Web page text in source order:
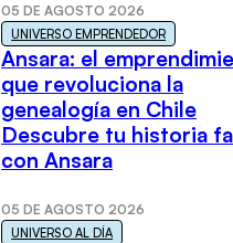
05 DE AGOSTO 2026
UNIVERSO EMPRENDEDOR
Ansara: el
que revoluciona la
genealogía en Chile
Descubre tu historia
con Ansara
05 DE AGOSTO 2026
UNIVERSO AL DÍA